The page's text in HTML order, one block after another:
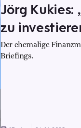
Jörg Kukies:
zu
Der ehemalige
Briefings.